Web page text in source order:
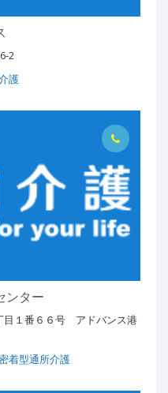
2
護
ンター
目１番６６号 アドバンス港
着型通所介護